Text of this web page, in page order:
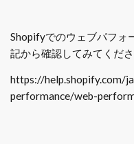
Shopifyでのウェブパフォ
記から確認してみてくだ
https://help.shopify.com/
performance/web-